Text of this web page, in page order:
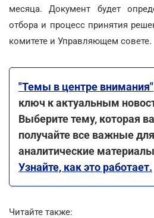
месяца. Документ будет
отбора и процесс принятия
комитете и Управляющем совете.
"Темы в центре внимания"
ключ к актуальным
Выберите тему, которая
получайте все важные
аналитические
Узнайте, как это работает.
Читайте также: